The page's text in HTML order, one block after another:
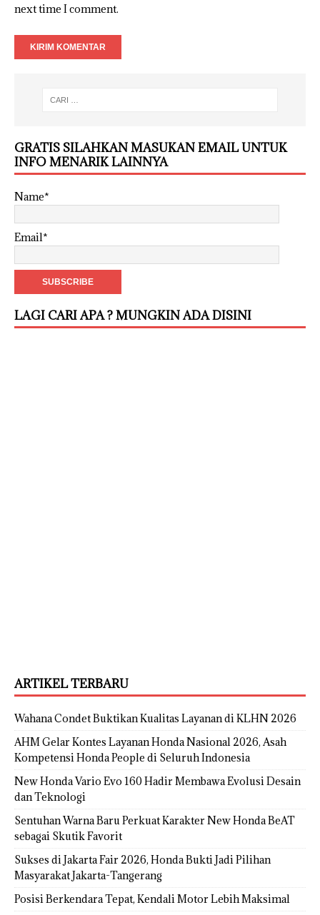
next time I comment.
GRATIS SILAHKAN MASUKAN EMAIL UNTUK
INFO MENARIK LAINNYA
Name*
Email*
LAGI CARI APA ? MUNGKIN ADA DISINI
ARTIKEL TERBARU
Wahana Condet Buktikan Kualitas Layanan di KLHN 2026
AHM Gelar Kontes Layanan Honda Nasional 2026, Asah
Kompetensi Honda People di Seluruh Indonesia
New Honda Vario Evo 160 Hadir Membawa Evolusi Desain
dan Teknologi
Sentuhan Warna Baru Perkuat Karakter New Honda BeAT
sebagai Skutik Favorit
Sukses di Jakarta Fair 2026, Honda Bukti Jadi Pilihan
Masyarakat Jakarta-Tangerang
Posisi Berkendara Tepat, Kendali Motor Lebih Maksimal